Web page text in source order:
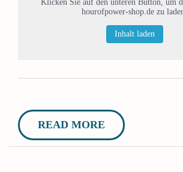
Klicken Sie auf den unteren Button, um
hourofpower-shop.de zu
Inhalt laden
READ MORE